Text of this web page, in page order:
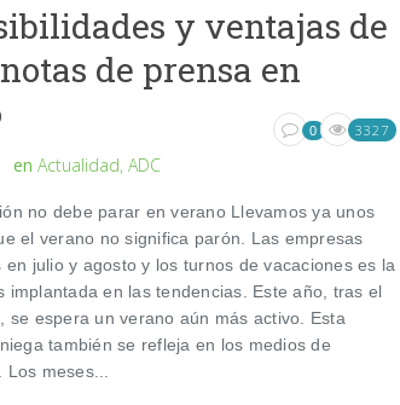
y ventajas de
de prensa en
en Actualidad,ADC
0 3327
no debe parar en verano Llevamos ya unos
el verano no significa parón. Las empresas
en julio y agosto y los turnos de vacaciones es la
implantada en las tendencias. Este año, tras el
se espera un verano aún más activo. Esta
también se refleja en los medios de
meses...